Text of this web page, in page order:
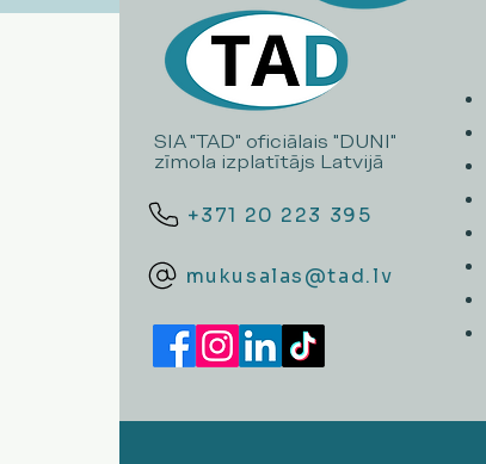
SIA "TAD" oficiālais "DUNI"
zīmola izplatītājs Latvijā
+371 20 223 395
mukusalas@tad.lv